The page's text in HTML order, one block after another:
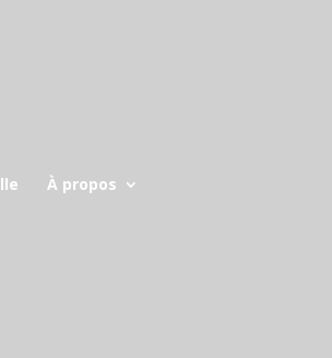
À propos